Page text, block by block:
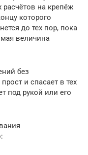
расчётов на крепёж
которого
до тех пор, пока
величина
без
и спасает в тех
под рукой или его